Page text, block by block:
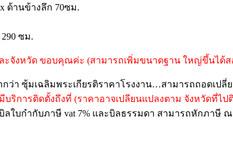
ด้านข้างลึก 70ซม.
ซม.
ะจังหวัด ขอบคุณค่ะ (สามารถเพิ่มขนาดฐาน ใหญ่ขึ้นได้
กว่า ซุ้มเฉลิมพระเกียรติราคาโรงงาน…สามารถถอดเ
ริการติดตั้งถึงที่ (ราคาอาจเปลียนแปลงตาม จังหวัดที่ไ
ใบกำกับภาษี vat 7% และบิลธรรมดา สามารถหักภาษี